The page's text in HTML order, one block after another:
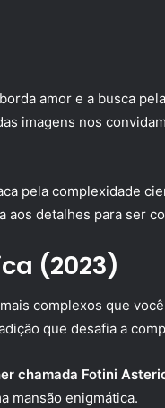
amor e a busca
imagens nos
pela complexidade
aos detalhes para ser
(2023)
complexos que
que desafia a
chamada Fotini
mansão enigmática.